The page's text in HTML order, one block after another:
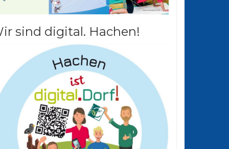
sind digital. Hachen!